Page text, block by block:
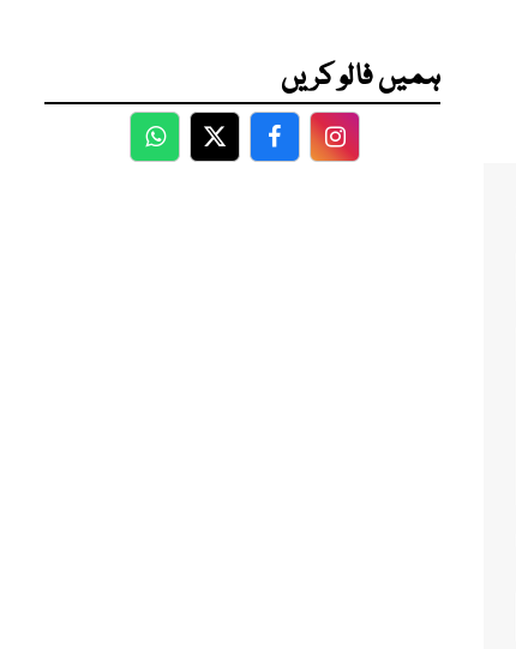
ہمیں فالو کریں
WhatsApp
TwitterFacebookFacebook